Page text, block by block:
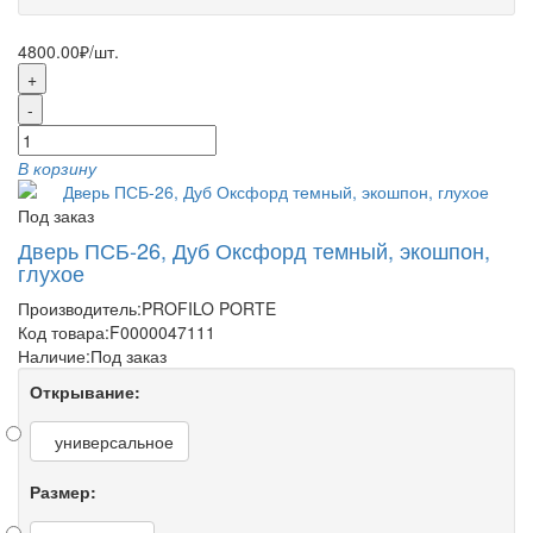
4800.00₽/шт.
+
-
В корзину
Под заказ
Дверь ПСБ-26, Дуб Оксфорд темный, экошпон,
глухое
Производитель:PROFILO PORTE
Код товара:F0000047111
Наличие:Под заказ
Открывание:
универсальное
Размер: